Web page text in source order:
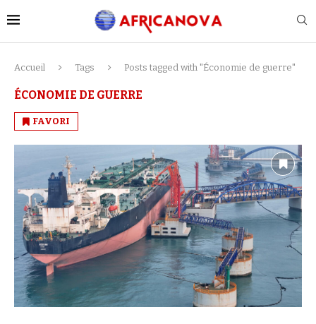
Accueil Tags Posts tagged with "Économie de guerre"
ÉCONOMIE DE GUERRE
FAVORI